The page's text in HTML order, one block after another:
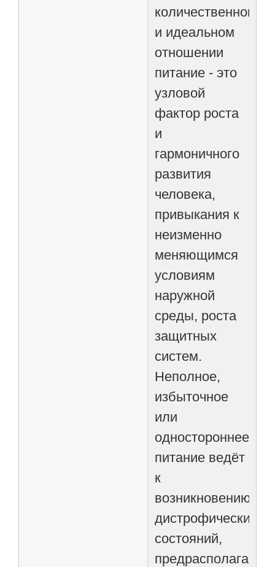
количественном
и идеальном
отношении
питание - это
узловой
фактор роста
и
гармоничного
развития
человека,
привыкания к
неизменно
меняющимся
условиям
наружной
среды, роста
защитных
систем.
Неполное,
избыточное
или
одностороннее
питание ведёт
к
возникновению
дистрофических
состояний,
предрасполагает